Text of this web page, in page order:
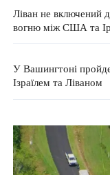
Ліван не включений
вогню між США та
У Вашингтоні
Ізраїлем та Ліваном